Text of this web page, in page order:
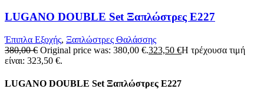
LUGANO DOUBLE Set Ξαπλώστρες Ε227
Έπιπλα Εξοχής, Ξαπλώστρες Θαλάσσης
380,00€ Original price was: 380,00 €.323,50 €Η τρέχουσα τιμή
είναι: 323,50 €.
LUGANO DOUBLE Set Ξαπλώστρες Ε227